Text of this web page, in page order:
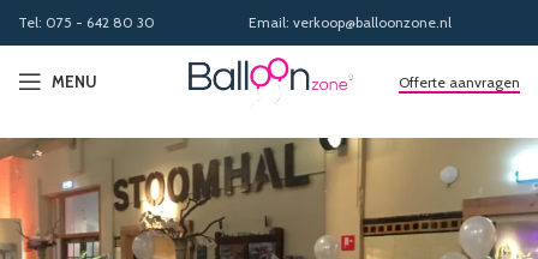
Tel: 075 - 642 80 30 Email: verkoop@balloonzone.nl
MENU Offerte aanvragen